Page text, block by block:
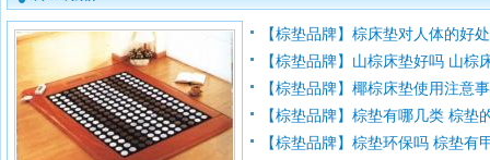
【棕垫品牌】棕床垫对人体的好处
【棕垫品牌】山棕床垫好吗 山棕
【棕垫品牌】椰棕床垫使用注意
【棕垫品牌】棕垫有哪几类 棕垫
【棕垫品牌】棕垫环保吗 棕垫有